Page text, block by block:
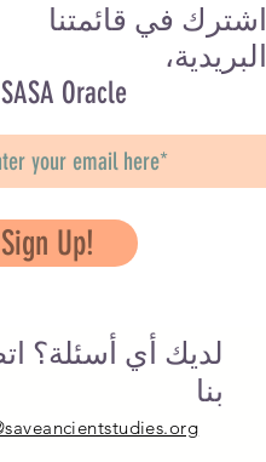
اشترك في قائمتنا
البريدية،
Oracle
Sign Up!
لديك أي أسئلة؟
بنا